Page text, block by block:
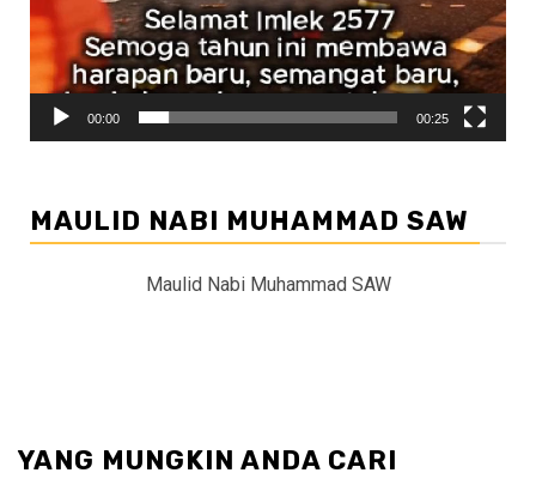
00:00 00:25
MAULID NABI MUHAMMAD SAW
Maulid Nabi Muhammad SAW
YANG MUNGKIN ANDA CARI